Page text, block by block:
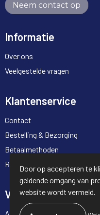
Neem contact op
Informatie
Over ons
Veelgestelde vragen
Klantenservice
Contact
Bestelling & Bezorging
Betaalmethoden
Retourneren
Veilig winkelen
Door op accepteren te
geldende omgang van
website wordt vermeld.